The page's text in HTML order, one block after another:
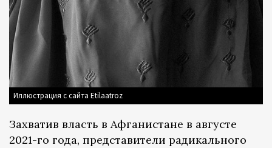
Иллюстрация с сайта Etilaatroz
Захватив власть в Афганистане в августе
2021-го года, представители радикального